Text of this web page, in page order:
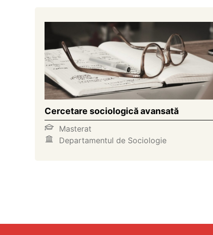
Cercetare sociologică avansată
Masterat
Departamentul de Sociologie